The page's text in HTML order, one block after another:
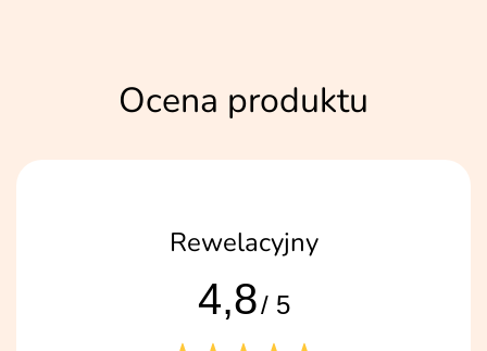
Ocena produktu
Rewelacyjny
4,8/ 5